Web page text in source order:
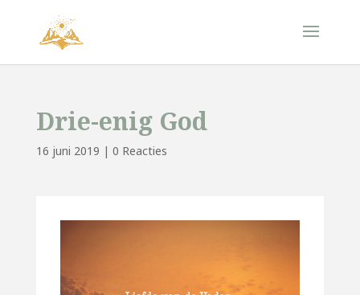
Drie-enig God
16 juni 2019 | 0 Reacties